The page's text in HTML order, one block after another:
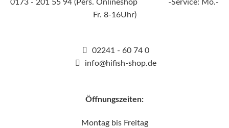
0173 - 201 55 94 (Pers. Onlineshop -Service: Mo.-
Fr. 8-16Uhr)
02241 - 60 74 0
info@hifish-shop.de
Öffnungszeiten:
Montag bis Freitag